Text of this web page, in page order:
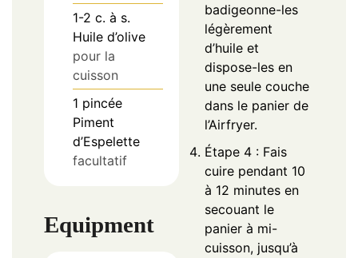
1-2 c. à s.
Huile d’olive
pour la
cuisson
1 pincée
Piment
d’Espelette
facultatif
Equipment
badigeonne-les
légèrement
d’huile et
dispose-les en
une seule couche
dans le panier de
l’Airfryer.
Étape 4 : Fais
cuire pendant 10
à 12 minutes en
secouant le
panier à mi-
cuisson, jusqu’à